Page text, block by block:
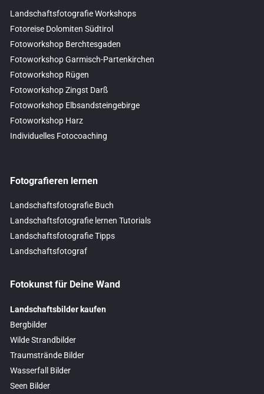
Landschaftsfotografie Workshops
Fotoreise Dolomiten Südtirol
Fotoworkshop Berchtesgaden
Fotoworkshop Garmisch-Partenkirchen
Fotoworkshop Rügen
Fotoworkshop Zingst Darß
Fotoworkshop Elbsandsteingebirge
Fotoworkshop Harz
Individuelles Fotocoaching
Fotografieren lernen
Landschaftsfotografie Buch
Landschaftsfotografie lernen Tutorials
Landschaftsfotografie Tipps
Landschaftsfotograf
Fotokunst für Deine Wand
Landschaftsbilder kaufen
Bergbilder
Wilde Strandbilder
Traumstrände Bilder
Wasserfall Bilder
Seen Bilder